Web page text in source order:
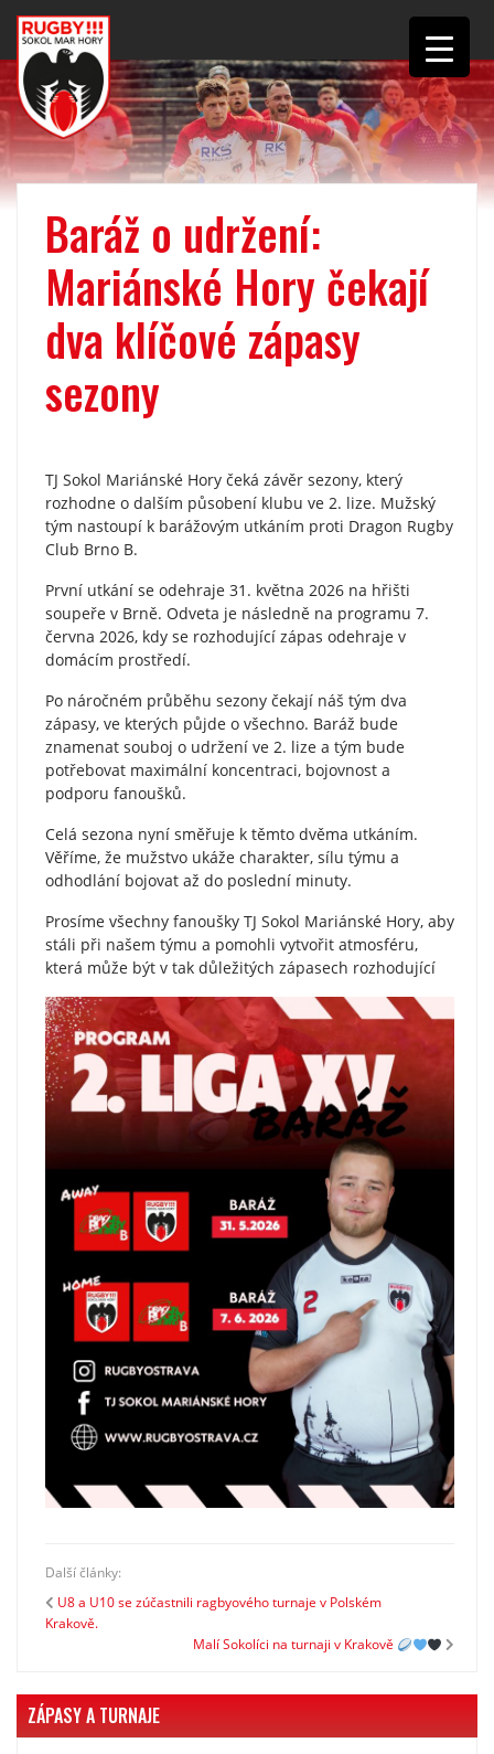
Baráž o udržení:
Mariánské Hory čekají
dva klíčové zápasy
sezony
TJ Sokol Mariánské Hory čeká závěr sezony, který
rozhodne o dalším působení klubu ve 2. lize. Mužský
tým nastoupí k barážovým utkáním proti Dragon Rugby
Club Brno B.
První utkání se odehraje 31. května 2026 na hřišti
soupeře v Brně. Odveta je následně na programu 7.
června 2026, kdy se rozhodující zápas odehraje v
domácím prostředí.
Po náročném průběhu sezony čekají náš tým dva
zápasy, ve kterých půjde o všechno. Baráž bude
znamenat souboj o udržení ve 2. lize a tým bude
potřebovat maximální koncentraci, bojovnost a
podporu fanoušků.
Celá sezona nyní směřuje k těmto dvěma utkáním.
Věříme, že mužstvo ukáže charakter, sílu týmu a
odhodlání bojovat až do poslední minuty.
Prosíme všechny fanoušky TJ Sokol Mariánské Hory, aby
stáli při našem týmu a pomohli vytvořit atmosféru,
která může být v tak důležitých zápasech rozhodující
Další články:
U8 a U10 se zúčastnili ragbyového turnaje v Polském
Krakově.
Malí Sokolíci na turnaji v Krakově
ZÁPASY A TURNAJE